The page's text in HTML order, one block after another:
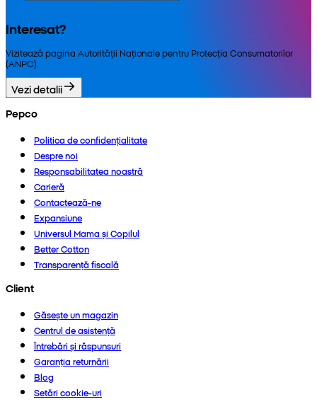
Interesat?
Vizitează pagina Autorității Naționale pentru Protecția Consumatorilor
(ANPC).
Vezi detalii
Pepco
Politica de confidențialitate
Despre noi
Responsabilitatea noastră
Carieră
Contactează-ne
Expansiune
Universul Mama și Copilul
Better Cotton
Transparență fiscală
Client
Găsește un magazin
Centrul de asistență
Întrebări și răspunsuri
Garanția returnării
Blog
Setări cookie-uri